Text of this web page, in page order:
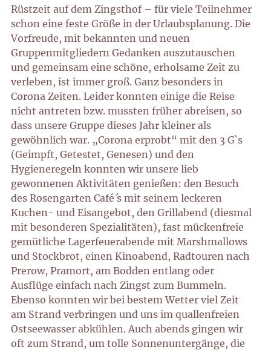
Rüstzeit auf dem Zingsthof – für viele Teilnehmer
schon eine feste Größe in der Urlaubsplanung. Die
Vorfreude, mit bekannten und neuen
Gruppenmitgliedern Gedanken auszutauschen
und gemeinsam eine schöne, erholsame Zeit zu
verleben, ist immer groß. Ganz besonders in
Corona Zeiten. Leider konnten einige die Reise
nicht antreten bzw. mussten früher abreisen, so
dass unsere Gruppe dieses Jahr kleiner als
gewöhnlich war. „Corona erprobt“ mit den 3 G`s
(Geimpft, Getestet, Genesen) und den
Hygieneregeln konnten wir unsere lieb
gewonnenen Aktivitäten genießen: den Besuch
des Rosengarten Café ́s mit seinem leckeren
Kuchen- und Eisangebot, den Grillabend (diesmal
mit besonderen Spezialitäten), fast mückenfreie
gemütliche Lagerfeuerabende mit Marshmallows
und Stockbrot, einen Kinoabend, Radtouren nach
Prerow, Pramort, am Bodden entlang oder
Ausflüge einfach nach Zingst zum Bummeln.
Ebenso konnten wir bei bestem Wetter viel Zeit
am Strand verbringen und uns im quallenfreien
Ostseewasser abkühlen. Auch abends gingen wir
oft zum Strand, um tolle Sonnenuntergänge, die